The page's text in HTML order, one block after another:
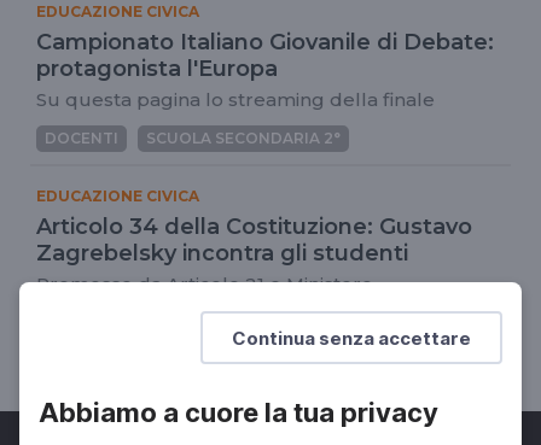
Continua senza accettare
Abbiamo a cuore la tua privacy
EDUCAZIONE CIVICA
Campionato Italiano Giovanile di Debate:
protagonista l'Europa
Su questa pagina lo streaming della finale
DOCENTI SCUOLA SECONDARIA 2°
EDUCAZIONE CIVICA
Articolo 34 della Costituzione: Gustavo
Zagrebelsky incontra gli studenti
Promosso da Articolo 21 e Ministero
SCUOLA SECONDARIA 2°